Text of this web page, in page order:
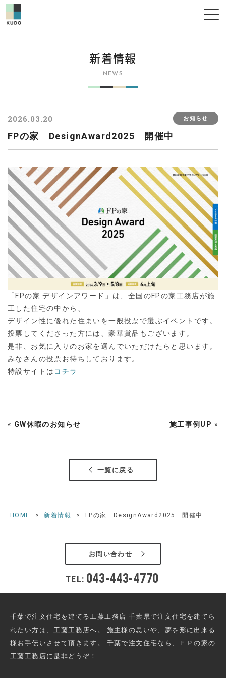
新着情報
NEWS
2026.03.20 お知らせ
FPの家 DesignAward2025 開催中
「FPの家 デザインアワード」は、全国のFPの家工務店が施
工した住宅の中から、
デザイン性に優れた住まいを一般投票で選ぶイベントです。
投票してくださった方には、豪華賞品もございます。
是非、お気に入りのお家を選んでいただけたらと思います。
みなさんの投票お待ちしております。
特設サイトは コチラ
« GW休暇のお知らせ 施工事例UP »
一覧に戻る
HOME 新着情報 FPの家 DesignAward2025 開催中
お問い合わせ
TEL: 043-443-4770
千葉で注文住宅を建てる工藤工務店 千葉県で注文住宅を建てら
れたい方は、工藤工務店へ。
施主様の思いや、夢を形に出来る
様お手伝いさせて頂きます。
千葉で注文住宅なら、ＦＰの家の
工藤工務店に是非どうぞ！